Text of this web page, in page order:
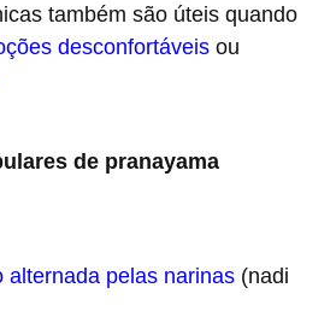
também são úteis quando
desconfortáveis ou
de pranayama
alternada pelas narinas (nadi